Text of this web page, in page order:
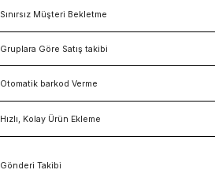
Sınırsız Müşteri Bekletme
Gruplara Göre Satış takibi
Otomatik barkod Verme
Hızlı, Kolay Ürün Ekleme
Gönderi Takibi